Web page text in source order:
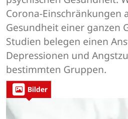
Corona-Einschränkungen
Gesundheit einer ganzen
Studien belegen einen
Depressionen und
bestimmten Gruppen.
Bilder